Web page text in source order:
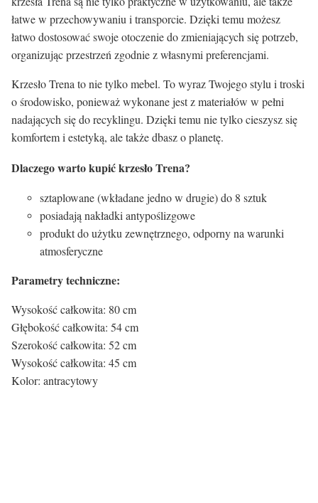
łatwe w przechowywaniu i transporcie. Dzięki temu możesz
łatwo dostosować swoje otoczenie do zmieniających się potrzeb,
organizując przestrzeń zgodnie z własnymi preferencjami.
Krzesło Trena to nie tylko mebel. To wyraz Twojego stylu i troski
o środowisko, ponieważ wykonane jest z materiałów w pełni
nadających się do recyklingu. Dzięki temu nie tylko cieszysz się
komfortem i estetyką, ale także dbasz o planetę.
Dlaczego warto kupić krzesło Trena?
sztaplowane (wkładane jedno w drugie) do 8 sztuk
posiadają nakładki antypoślizgowe
produkt do użytku zewnętrznego, odporny na warunki
atmosferyczne
Parametry techniczne:
Wysokość całkowita: 80 cm
Głębokość całkowita: 54 cm
Szerokość całkowita: 52 cm
Wysokość całkowita: 45 cm
Kolor: antracytowy